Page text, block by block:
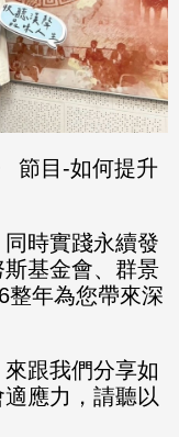
節目-如何提升
時實踐永續發
基金會、群景
整年為您帶來深
跟我們分享如
應力，請聽以